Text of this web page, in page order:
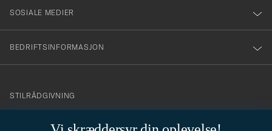
SOSIALE MEDIER
BEDRIFTSINFORMASJON
info@careofcarl.no
STILRÅDGIVNING